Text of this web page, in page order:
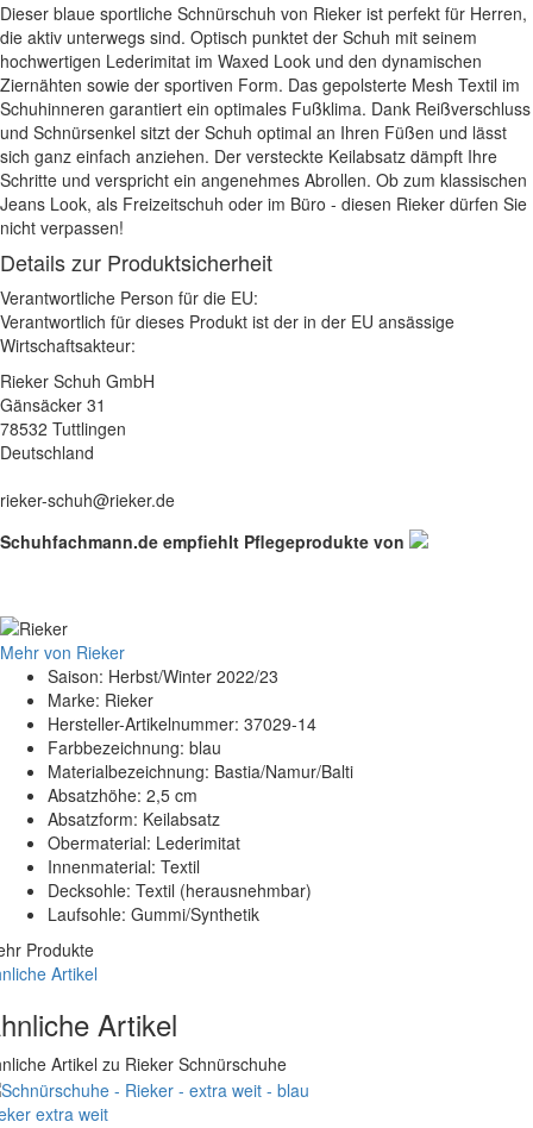
Dieser blaue sportliche Schnürschuh von Rieker ist perfekt für Herren,
die aktiv unterwegs sind. Optisch punktet der Schuh mit seinem
hochwertigen Lederimitat im Waxed Look und den dynamischen
Ziernähten sowie der sportiven Form. Das gepolsterte Mesh Textil im
Schuhinneren garantiert ein optimales Fußklima. Dank Reißverschluss
und Schnürsenkel sitzt der Schuh optimal an Ihren Füßen und lässt
sich ganz einfach anziehen. Der versteckte Keilabsatz dämpft Ihre
Schritte und verspricht ein angenehmes Abrollen. Ob zum klassischen
Jeans Look, als Freizeitschuh oder im Büro - diesen Rieker dürfen Sie
nicht verpassen!
Details zur Produktsicherheit
Verantwortliche Person für die EU:
Verantwortlich für dieses Produkt ist der in der EU ansässige
Wirtschaftsakteur:
Rieker Schuh GmbH
Gänsäcker 31
78532 Tuttlingen
Deutschland
rieker-schuh@rieker.de
Schuhfachmann.de empfiehlt Pflegeprodukte von
Mehr von Rieker
Saison: Herbst/Winter 2022/23
Marke: Rieker
Hersteller-Artikelnummer: 37029-14
Farbbezeichnung: blau
Materialbezeichnung: Bastia/Namur/Balti
Absatzhöhe: 2,5 cm
Absatzform: Keilabsatz
Obermaterial: Lederimitat
Innenmaterial: Textil
Decksohle: Textil (herausnehmbar)
Laufsohle: Gummi/Synthetik
Produkte
Artikel
Artikel
Artikel zu Rieker Schnürschuhe
extra weit